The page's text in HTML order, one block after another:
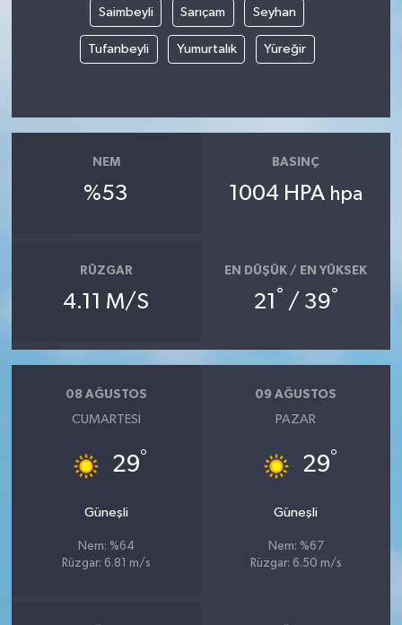
Saimbeyli Sarıçam Seyhan
Tufanbeyli Yumurtalık Yüreğir
NEM
%53
BASINÇ
1004 HPA hpa
RÜZGAR
4.11 M/S
EN DÜŞÜK / EN YÜKSEK
21 ° / 39°
08 AĞUSTOS
CUMARTESI
29°
Güneşli
Nem: %64
Rüzgar: 6.81 m/s
09 AĞUSTOS
PAZAR
29°
Güneşli
Nem: %67
Rüzgar: 6.50 m/s